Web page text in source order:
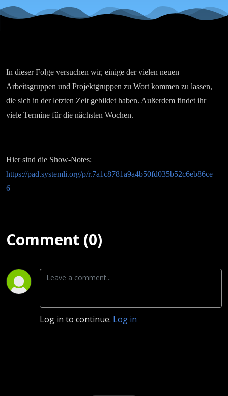
In dieser Folge versuchen wir, einige der vielen neuen
Arbeitsgruppen und Projektgruppen zu Wort kommen zu lassen,
die sich in der letzten Zeit gebildet haben. Außerdem findet ihr
viele Termine für die nächsten Wochen.
Hier sind die Show-Notes:
https://pad.systemli.org/p/r.7a1c8781a9a4b50fd035b52c6eb86ce
6
Comment (0)
Log in to continue. Log in